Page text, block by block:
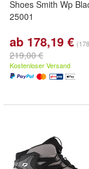
Shoes Smith Wp
25001
ab 178,19 €
219,00 €
Kostenloser Versand